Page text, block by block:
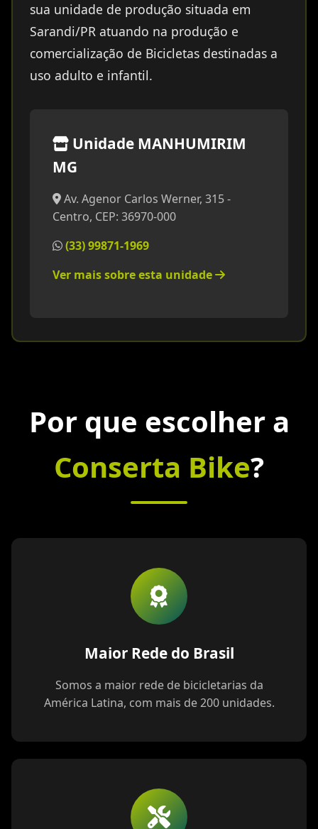
sua unidade de produção situada em
Sarandi/PR atuando na produção e
comercialização de Bicicletas destinadas a
uso adulto e infantil.
Unidade MANHUMIRIM
MG
Av. Agenor Carlos Werner, 315 -
Centro, CEP: 36970-000
(33) 99871-1969
Ver mais sobre esta unidade
Por que escolher a
Conserta Bike?
Maior Rede do Brasil
Somos a maior rede de bicicletarias da
América Latina, com mais de 200 unidades.